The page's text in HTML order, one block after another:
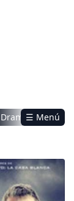
Drama☰ Menú